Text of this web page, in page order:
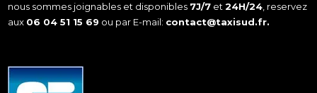
nous sommes joignables et disponibles 7J/7 et24H/24, reservez
aux 06 04 51 15 69 ou par E-mail: contact@taxisud.fr.